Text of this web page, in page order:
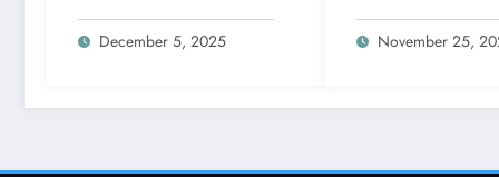
Bandung. Dari Sidolig
Menuju Dunia
December 5, 2025
Lapangan
Nasional, Persib
November 25,